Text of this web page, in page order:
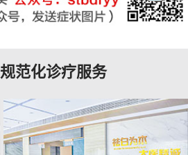
规范化诊疗服务